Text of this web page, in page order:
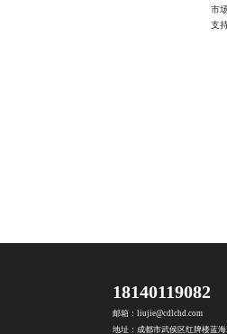
市
支
18140119082
邮箱：liujie@cdlchd.com
地址：成都市武侯区红牌楼蓝